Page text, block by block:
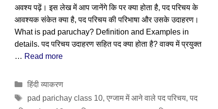
अवश्य पढ़ें। इस लेख में आप जानेंगे कि पर क्या होता है, पद परिचय के
आवश्यक संकेत क्या है, पद परिचय की परिभाषा और उसके उदाहरण।
What is pad paruchay? Definition and Examples in
details. पद परिचय उदाहरण सहित पद क्या होता है? वाक्य में प्रयुक्त
… Read more
Categories
हिंदी व्याकरण
Tags
pad parichay class 10, एग्जाम में आने वाले पद परिचय, पद